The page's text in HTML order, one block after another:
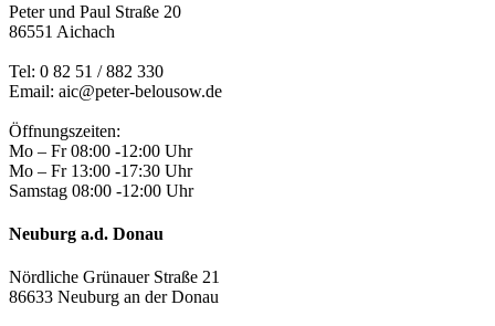
Peter und Paul Straße 20
86551 Aichach
Tel: 0 82 51 / 882 330
Email: aic@peter-belousow.de
Öffnungszeiten:
Mo – Fr 08:00 -12:00 Uhr
Mo – Fr 13:00 -17:30 Uhr
Samstag 08:00 -12:00 Uhr
Neuburg a.d. Donau
Nördliche Grünauer Straße 21
86633 Neuburg an der Donau